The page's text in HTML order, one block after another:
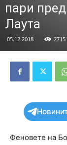
пари
Лаута
05.12.2018 2715
Феновете на